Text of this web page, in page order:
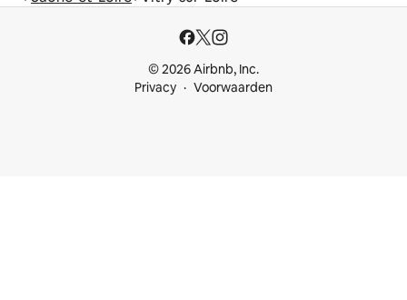
© 2026 Airbnb, Inc.
Privacy
Voorwaarden